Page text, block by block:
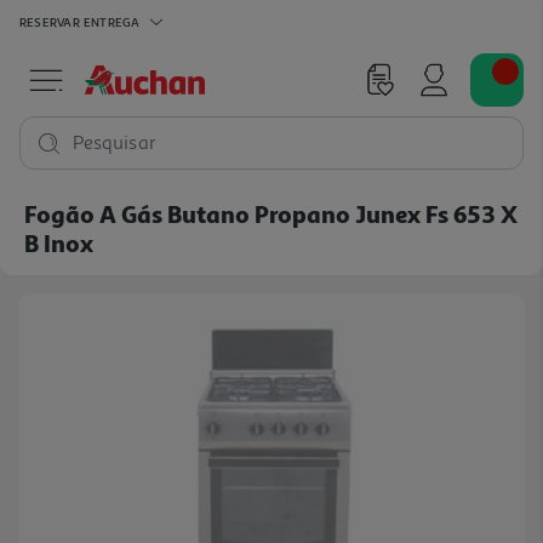
RESERVAR ENTREGA
Pesquisar
Fogão A Gás Butano Propano Junex Fs 653 X
B Inox